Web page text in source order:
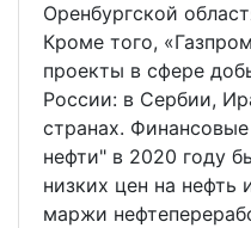
Оренбургской
Кроме того,
проекты в сфере
России: в Сербии,
странах.
нефти" в 2020 году
низких цен на нефть
маржи